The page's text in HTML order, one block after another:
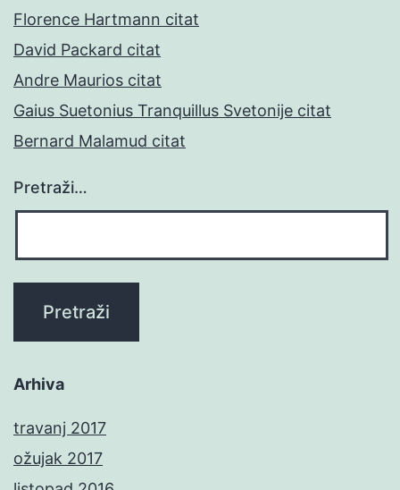
Florence Hartmann citat
David Packard citat
Andre Maurios citat
Gaius Suetonius Tranquillus Svetonije citat
Bernard Malamud citat
Pretraži…
Arhiva
travanj 2017
ožujak 2017